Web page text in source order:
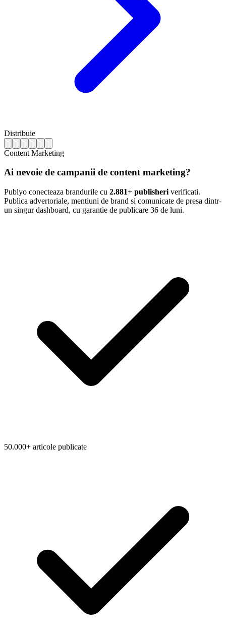
Distribuie
Content Marketing
Ai nevoie de campanii de content marketing?
Publyo conecteaza brandurile cu 2.881+ publisheri verificati.
Publica advertoriale, mentiuni de brand si comunicate de presa dintr-
un singur dashboard, cu garantie de publicare 36 de luni.
50.000+ articole publicate